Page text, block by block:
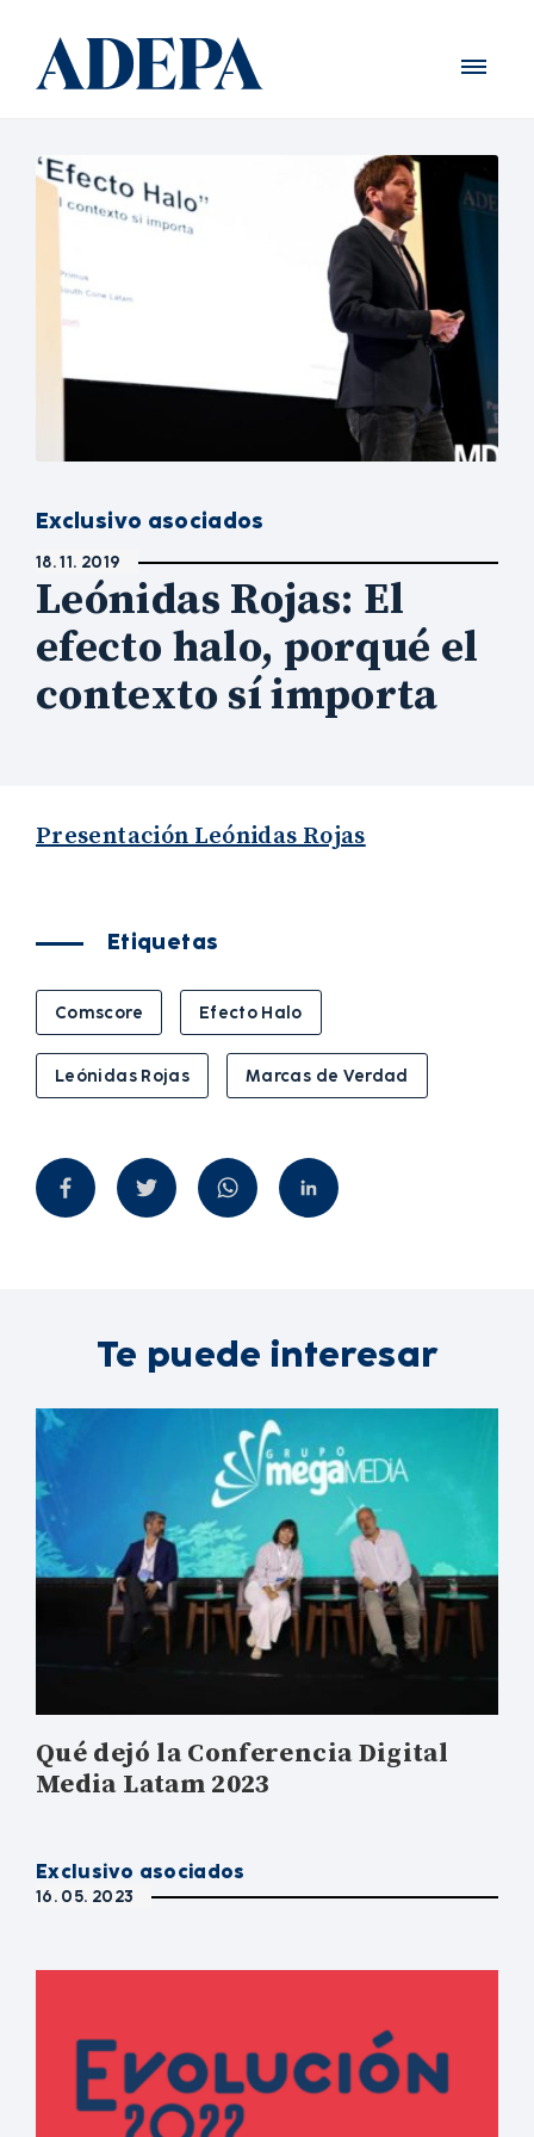
Exclusivo asociados
18. 11. 2019
Leónidas Rojas: El
efecto halo, porqué el
contexto sí importa
Presentación Leónidas Rojas
Etiquetas
Comscore Efecto Halo
Leónidas Rojas Marcas de Verdad
Te puede interesar
Qué dejó la Conferencia Digital
Media Latam 2023
Exclusivo asociados
16. 05. 2023